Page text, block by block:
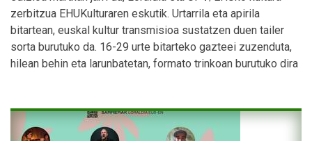
zerbitzua EHUKulturaren eskutik. Urtarrila eta apirila
bitartean, euskal kultur transmisioa sustatzen duen tailer
sorta burutuko da. 16-29 urte bitarteko gazteei zuzenduta,
hilean behin eta larunbatetan, formato trinkoan burutuko dira